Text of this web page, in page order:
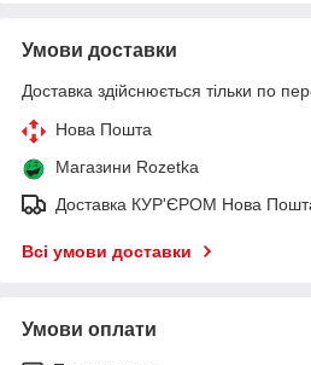
Умови доставки
Доставка здійснюється тільки по
Нова Пошта
Магазини Rozetka
Доставка КУР'ЄРОМ Нова
Всі умови доставки
Умови оплати